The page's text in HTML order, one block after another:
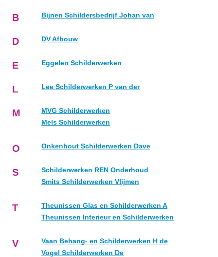
B Bijnen Schildersbedrijf Johan van
D DV Afbouw
E Eggelen Schilderwerken
L Lee Schilderwerken P van der
M
MVG Schilderwerken
Mels Schilderwerken
O Onkenhout Schilderwerken Dave
S
Schilderwerken REN Onderhoud
Smits Schilderwerken Vlijmen
T
Theunissen Glas en Schilderwerken A
Theunissen Interieur en Schilderwerken
V
Vaan Behang- en Schilderwerken H de
Vogel Schilderwerken De